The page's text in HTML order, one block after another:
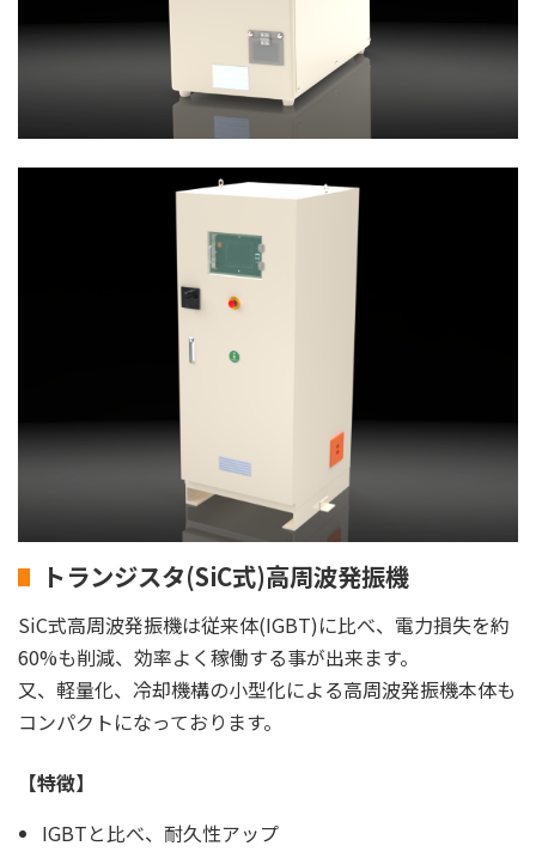
トランジスタ(SiC式)高周波発振機
SiC式高周波発振機は従来体(IGBT)に比べ、電力損失を約
60%も削減、効率よく稼働する事が出来ます。
又、軽量化、冷却機構の小型化による高周波発振機本体も
コンパクトになっております。
【特徴】
IGBTと比べ、耐久性アップ